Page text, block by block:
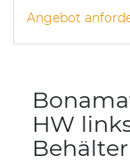
Angebot
HW